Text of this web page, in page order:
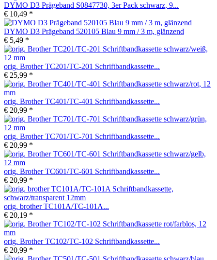
DYMO D3 Prägeband S0847730, 3er Pack schwarz, 9...
€ 10,49 *
DYMO D3 Prägeband 520105 Blau 9 mm / 3 m, glänzend
€ 5,49 *
orig. Brother TC201/TC-201 Schriftbandkassette...
€ 25,99 *
orig. Brother TC401/TC-401 Schriftbandkassette...
€ 20,99 *
orig. Brother TC701/TC-701 Schriftbandkassette...
€ 20,99 *
orig. Brother TC601/TC-601 Schriftbandkassette...
€ 20,99 *
orig. brother TC101A/TC-101A...
€ 20,19 *
orig. Brother TC102/TC-102 Schriftbandkassette...
€ 20,99 *